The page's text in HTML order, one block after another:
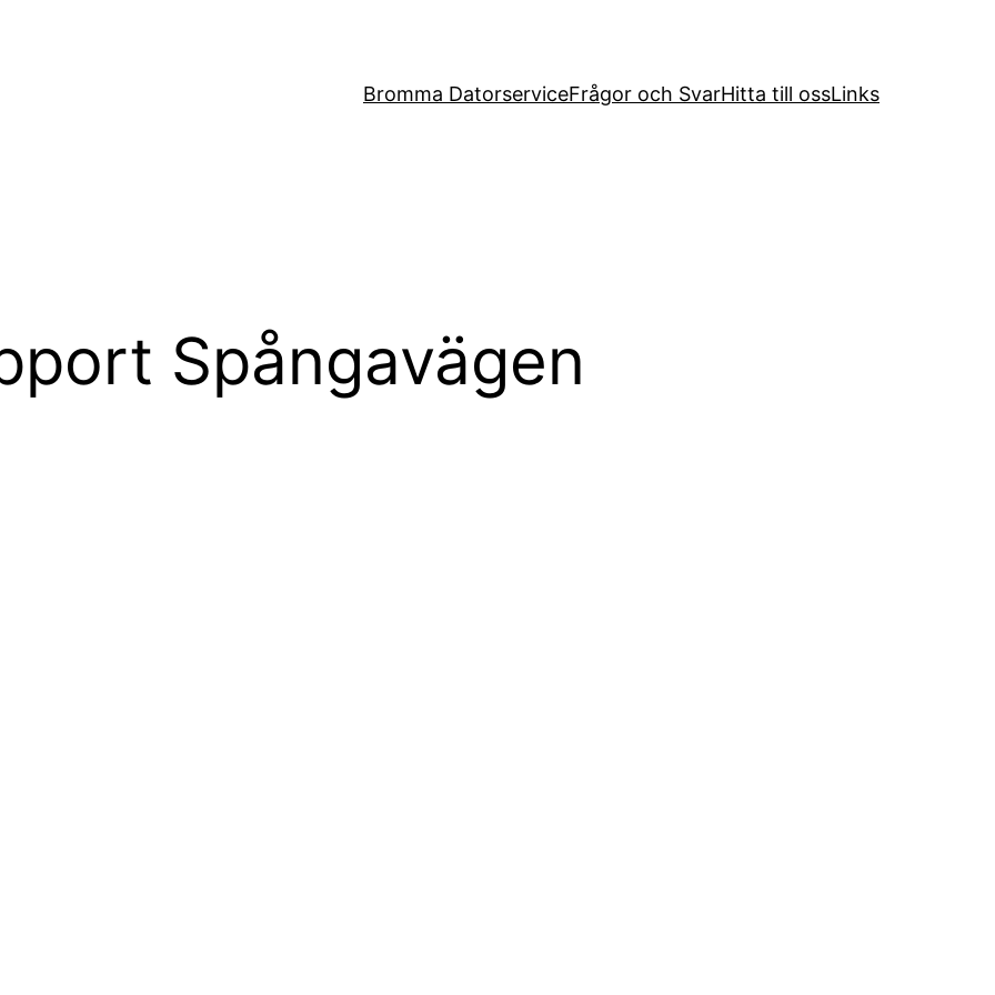
Bromma DatorserviceFrågor och SvarHitta till ossLinks
Spångavägen